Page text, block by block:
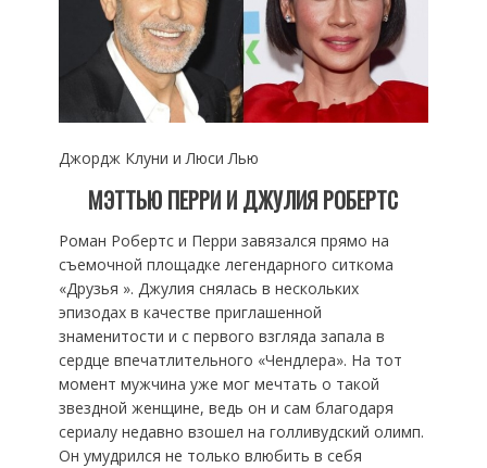
Джордж Клуни и Люси Лью
МЭТТЬЮ ПЕРРИ И ДЖУЛИЯ РОБЕРТС
Роман Робертс и Перри завязался прямо на
съемочной площадке легендарного ситкома
«Друзья ». Джулия снялась в нескольких
эпизодах в качестве приглашенной
знаменитости и с первого взгляда запала в
сердце впечатлительного «Чендлера». На тот
момент мужчина уже мог мечтать о такой
звездной женщине, ведь он и сам благодаря
сериалу недавно взошел на голливудский олимп.
Он умудрился не только влюбить в себя